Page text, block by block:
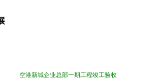
空港新城企业总部一期工程竣工验收